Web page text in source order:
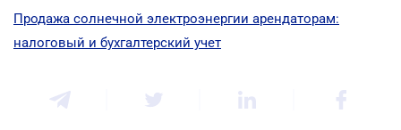
Продажа солнечной электроэнергии арендаторам:
налоговый и бухгалтерский учет